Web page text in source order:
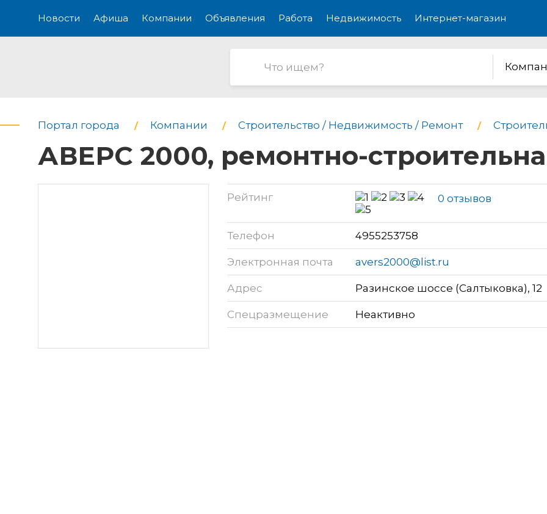
Новости Афиша Компании Объявления Работа Недвижимость Интернет-магазин
Портал города Компании Строительство / Недвижимость / Ремонт
АВЕРС 2000, ремонтно-
Рейтинг 0 отзывов
Телефон 4955253758
Электронная почта avers2000@list.ru
Адрес Разинское шоссе (Салтыковка), 12
Спецразмещение Неактивно